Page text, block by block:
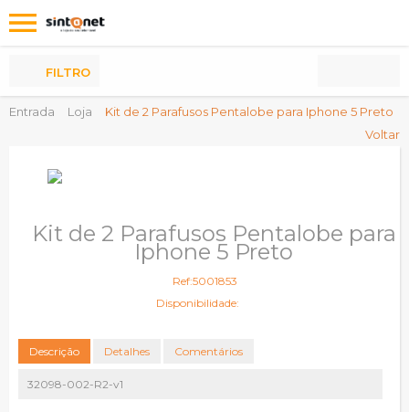
Entrada Loja
Kit de 2 Parafusos Pentalobe para Iphone 5 Preto
Voltar
FILTRO
Kit de 2 Parafusos Pentalobe para
Iphone 5 Preto
Ref:5001853
Disponibilidade:
Descrição Detalhes Comentários
32098-002-R2-v1